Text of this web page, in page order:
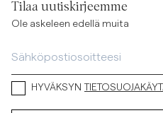
Tilaa uutiskirjeemme
Ole askeleen edellä muita
HYVÄKSYN